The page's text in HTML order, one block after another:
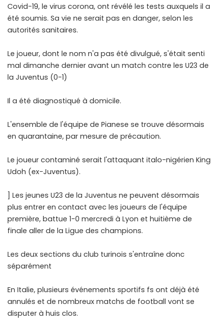
Covid-19, le virus corona, ont révélé les tests auxquels il a
été soumis. Sa vie ne serait pas en danger, selon les
autorités sanitaires.
Le joueur, dont le nom n'a pas été divulgué, s'était senti
mal dimanche dernier avant un match contre les U23 de
la Juventus (0-1)
Il a été diagnostiqué à domicile.
L'ensemble de l'équipe de Pianese se trouve désormais
en quarantaine, par mesure de précaution.
Le joueur contaminé serait l'attaquant italo-nigérien King
Udoh (ex-Juventus).
] Les jeunes U23 de la Juventus ne peuvent désormais
plus entrer en contact avec les joueurs de l'équipe
première, battue 1-0 mercredi à Lyon et huitième de
finale aller de la Ligue des champions.
Les deux sections du club turinois s'entraîne donc
séparément
En Italie, plusieurs événements sportifs fs ont déjà été
annulés et de nombreux matchs de football vont se
disputer à huis clos.